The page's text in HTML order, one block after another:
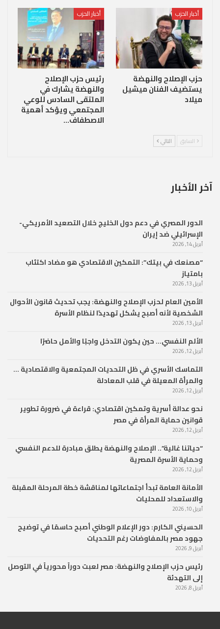
أخبار الحزب
حزب الإصلاح والنهضة
يستضيف الفنان ميشيل
ميلاد
أخبار الحزب
رئيس حزب الإصلاح
والنهضة يشارك في
الملتقى السادس للوعي
المجتمعي ويؤكد أهمية
الاصطفاف…
السابق التالي
آخر الأخبار
الدور المصري في دعم دول الخليج خلال التصعيد الأمريكي-
الإسرائيلي ضد إيران
أبريل 14, 2026
“مصنعك في بيتك”: التمكين الاقتصادي هو مضاد اكتئاب
بامتياز
أبريل 13, 2026
الأمين العام لحزب الإصلاح والنهضة: يجب تحديث قانون الأحوال
الشخصية لأنه أصبح يشكل تهديدًا لنظام الأسرة
أبريل 13, 2026
الألم النفسي… حين يكون التدخل واجبًا والأمل حاضرًا
أبريل 12, 2026
التماسك الأسري في ظل التحديات المجتمعية والاقتصادية …
والمرأة المعيلة في قلب المعادلة
أبريل 12, 2026
نحو عدالة أسرية وتمكين اقتصادي: قراءة في ضرورة تطوير
قوانين حماية المرأة في مصر
أبريل 12, 2026
“حياتنا غالية”.. الإصلاح والنهضة يطلق مبادرة للدعم النفسي
وحماية الأسرة المصرية
أبريل 12, 2026
الأمانة العامة تبدأ اجتماعاتها لمناقشة خطة المرحلة المقبلة
والاستعداد للمحليات
أبريل 10, 2026
الحسيني الكارم: دور الإعلام الوطني أصبح حاسمًا في توضيح
جهود مصر بالمفاوضات رغم التحديات
أبريل 9, 2026
رئيس حزب الإصلاح والنهضة: مصر لعبت دوراً محورياً في التوصل
إلى التهدئة
أبريل 8, 2026